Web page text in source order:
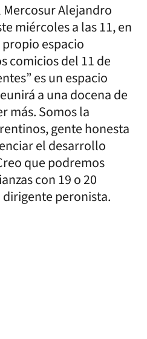
Alejandro
miércoles a las 11, en
espacio
comicios del 11 de
es un espacio
a una docena de
más. Somos la
gente honesta
el desarrollo
que podremos
con 19 o 20
peronista.